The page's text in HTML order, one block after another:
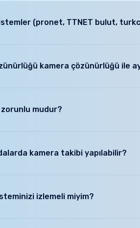
hatalar bulunuyor.
(pronet, TTNET bulut,
Bu durumda aşağıdaki paketlerin hem
kamera çözünürlüğü ile
mudur?
kamera takibi yapılabilir?
şekilde konabilir. Odalara giriş çıkışı
izlemeli miyim?